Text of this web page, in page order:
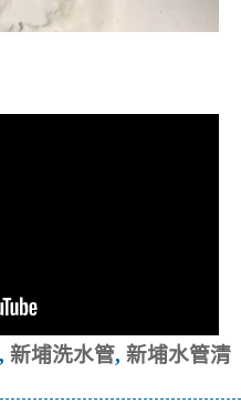
, 新埔洗水管, 新埔水管清